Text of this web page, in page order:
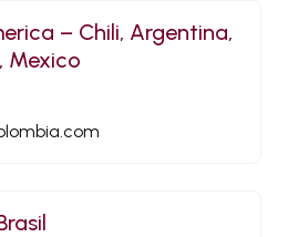
– Chili, Argentina,
Mexico